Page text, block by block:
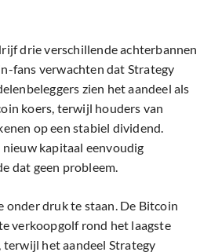
drie verschillende achterbannen
fans verwachten dat Strategy
zien het aandeel als
koers, terwijl houders van
op een stabiel dividend.
kapitaal eenvoudig
dat geen probleem.
onder druk te staan. De Bitcoin
verkoopgolf rond het laagste
terwijl het aandeel Strategy